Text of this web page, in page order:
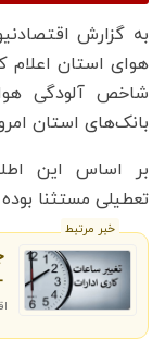
به گزارش
هوای استان اعلام
شاخص آلودگی
بانک‌های استان امروز شنبه ۲۶
بر اساس این
تعطیلی مستثنا
خبر مرتبط